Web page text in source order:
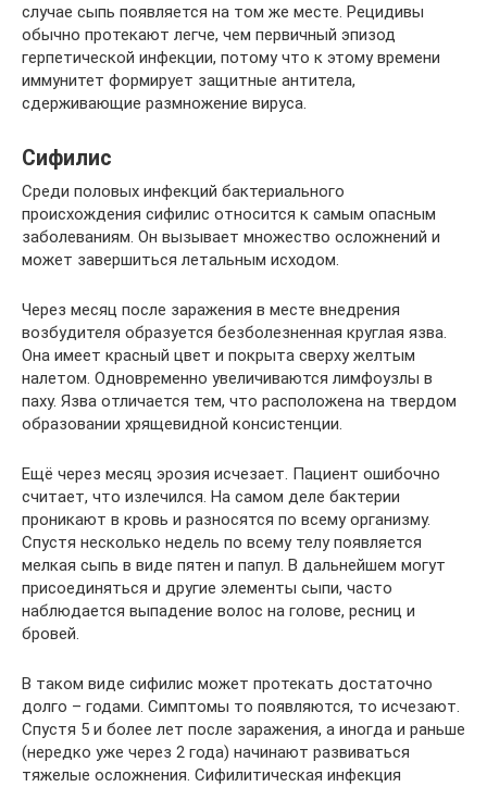
случае сыпь появляется на том же месте. Рецидивы
обычно протекают легче, чем первичный эпизод
герпетической инфекции, потому что к этому времени
иммунитет формирует защитные антитела,
сдерживающие размножение вируса.
Сифилис
Среди половых инфекций бактериального
происхождения сифилис относится к самым опасным
заболеваниям. Он вызывает множество осложнений и
может завершиться летальным исходом.
Через месяц после заражения в месте внедрения
возбудителя образуется безболезненная круглая язва.
Она имеет красный цвет и покрыта сверху желтым
налетом. Одновременно увеличиваются лимфоузлы в
паху. Язва отличается тем, что расположена на твердом
образовании хрящевидной консистенции.
Ещё через месяц эрозия исчезает. Пациент ошибочно
считает, что излечился. На самом деле бактерии
проникают в кровь и разносятся по всему организму.
Спустя несколько недель по всему телу появляется
мелкая сыпь в виде пятен и папул. В дальнейшем могут
присоединяться и другие элементы сыпи, часто
наблюдается выпадение волос на голове, ресниц и
бровей.
В таком виде сифилис может протекать достаточно
долго – годами. Симптомы то появляются, то исчезают.
Спустя 5 и более лет после заражения, а иногда и раньше
(нередко уже через 2 года) начинают развиваться
тяжелые осложнения. Сифилитическая инфекция